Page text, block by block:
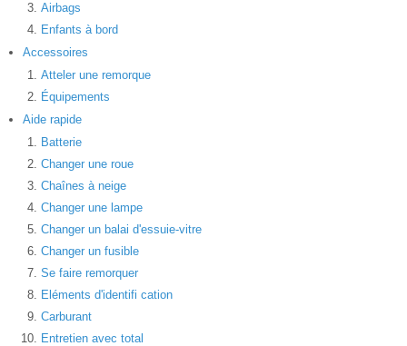
Airbags
Enfants à bord
Accessoires
Atteler une remorque
Équipements
Aide rapide
Batterie
Changer une roue
Chaînes à neige
Changer une lampe
Changer un balai d'essuie-vitre
Changer un fusible
Se faire remorquer
Eléments d'identifi cation
Carburant
Entretien avec total